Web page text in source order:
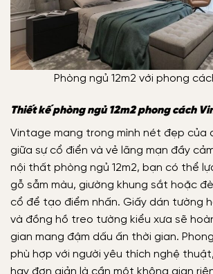
Phòng ngủ 12m2 với phong
Thiết kế phòng ngủ 12m2 phong cách
Vintage mang trong mình nét đẹp của
giữa sự cổ điển và vẻ lãng mạn đầy
nội thất phòng ngủ 12m2, bạn có thể
gỗ sẫm màu, giường khung sắt hoặc
cổ để tạo điểm nhấn. Giấy dán tường
và đồng hồ treo tường kiểu xưa sẽ
gian mang đậm dấu ấn thời gian.
phù hợp với người yêu thích nghệ
hay đơn giản là cần một không gian